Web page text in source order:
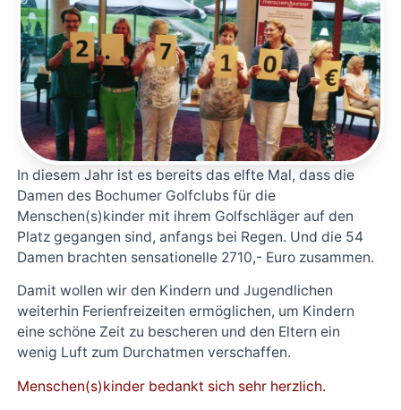
In diesem Jahr ist es bereits das elfte Mal, dass die
Damen des Bochumer Golfclubs für die
Menschen(s)kinder mit ihrem Golfschläger auf den
Platz gegangen sind, anfangs bei Regen. Und die 54
Damen brachten sensationelle 2710,- Euro zusammen.
Damit wollen wir den Kindern und Jugendlichen
weiterhin Ferienfreizeiten ermöglichen, um Kindern
eine schöne Zeit zu bescheren und den Eltern ein
wenig Luft zum Durchatmen verschaffen.
Menschen(s)kinder bedankt sich sehr herzlich.